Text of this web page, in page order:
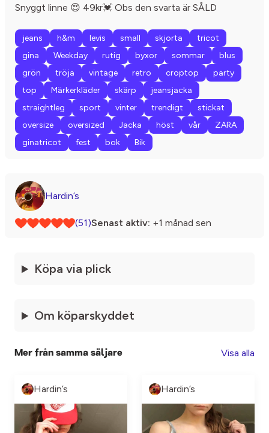
Snyggt linne 😍 49kr💓 Obs den svarta är SÅLD
jeans h&m levis small skjorta
tricot
gina
Weekday rutig byxor sommar
blus
grön
tröja vintage retro croptop
party
top
Märkerkläder skärp
jeansjacka
straightleg
sport vinter trendigt
stickat
oversize
oversized Jacka höst vår
ZARA
ginatricot
fest bok Bik
Hardin’s
(51)Senast aktiv: +1 månad sen
Köpa via plick
Om köparskyddet
Mer från samma säljare Visa alla
Hardin’s Hardin’s